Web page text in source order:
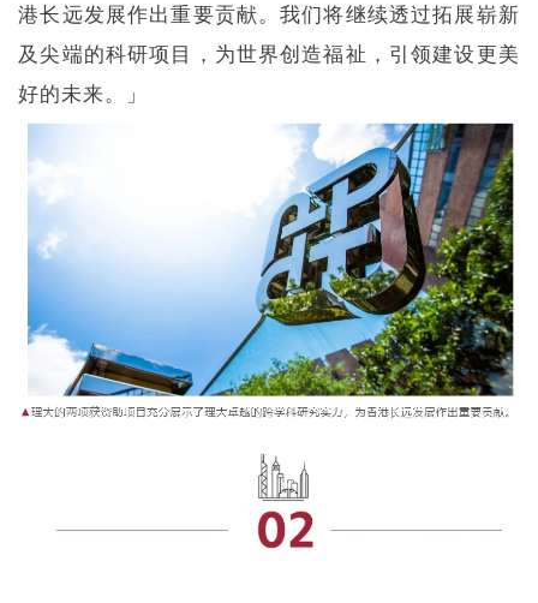
港长远发展作出重要贡献。我们将继续透过拓展崭新
及尖端的科研项目，为世界创造福祉，引领建设更美
好的未来。」